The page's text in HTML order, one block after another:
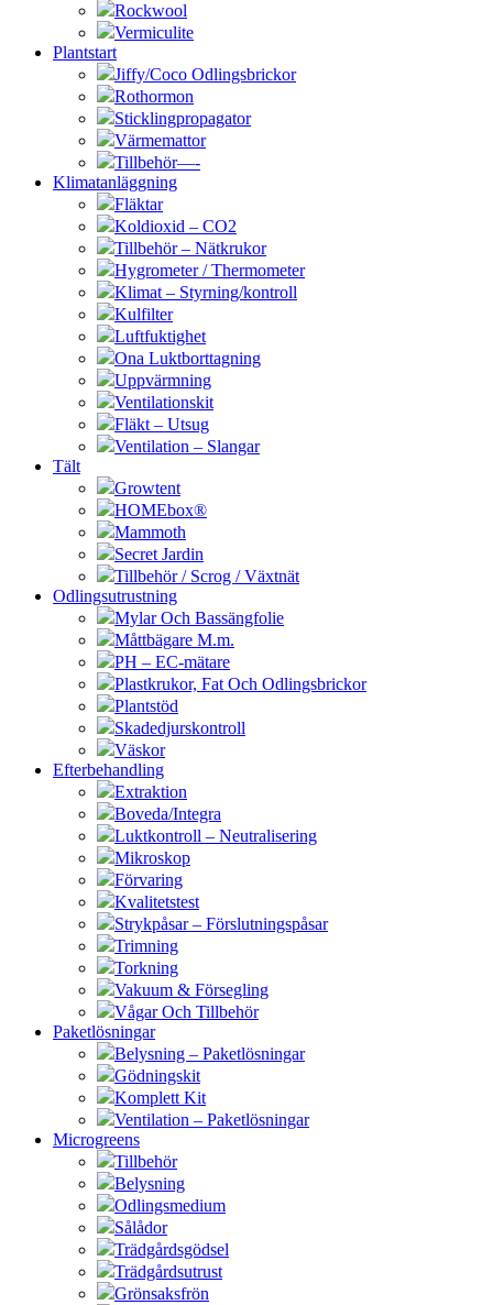
Rockwool
Vermiculite
Plantstart
Jiffy/Coco Odlingsbrickor
Rothormon
Sticklingpropagator
Värmemattor
Tillbehör—-
Klimatanläggning
Fläktar
Koldioxid – CO2
Tillbehör – Nätkrukor
Hygrometer / Thermometer
Klimat – Styrning/kontroll
Kulfilter
Luftfuktighet
Ona Luktborttagning
Uppvärmning
Ventilationskit
Fläkt – Utsug
Ventilation – Slangar
Tält
Growtent
HOMEbox®
Mammoth
Secret Jardin
Tillbehör / Scrog / Växtnät
Odlingsutrustning
Mylar Och Bassängfolie
Måttbägare M.m.
PH – EC-mätare
Plastkrukor, Fat Och Odlingsbrickor
Plantstöd
Skadedjurskontroll
Väskor
Efterbehandling
Extraktion
Boveda/Integra
Luktkontroll – Neutralisering
Mikroskop
Förvaring
Kvalitetstest
Strykpåsar – Förslutningspåsar
Trimning
Torkning
Vakuum & Försegling
Vågar Och Tillbehör
Paketlösningar
Belysning – Paketlösningar
Gödningskit
Komplett Kit
Ventilation – Paketlösningar
Microgreens
Tillbehör
Belysning
Odlingsmedium
Sålådor
Trädgårdsgödsel
Trädgårdsutrust
Grönsaksfrön